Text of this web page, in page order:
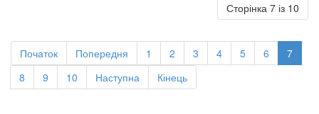
Сторінка 7 із 10
Початок Попередня 1 2 3 4 5 6
7
8
9 10 Наступна Кінець